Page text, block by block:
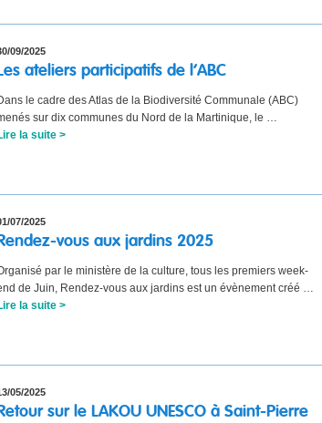
09/2025
ateliers participatifs de l’ABC
le cadre des Atlas de la Biodiversité Communale (ABC)
sur dix communes du Nord de la Martinique, le …
la suite >
07/2025
vous aux jardins 2025
par le ministère de la culture, tous les premiers week-
de Juin, Rendez-vous aux jardins est un évènement créé …
la suite >
05/2025
sur le LAKOU UNESCO à Saint-Pierre